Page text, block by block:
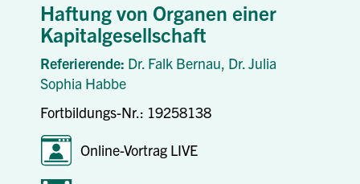
Haftung von Organen einer
Kapitalgesellschaft
Referierende: Dr. Falk Bernau, Dr. Julia
Sophia Habbe
Fortbildungs-Nr.: 19258138
Online-Vortrag LIVE